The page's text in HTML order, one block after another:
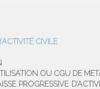
CIVILE
OU CGU DE
PROGRESSIVE